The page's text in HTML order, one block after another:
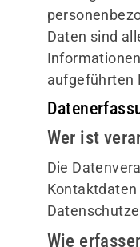
Daten sind
aufgeführten
Wer ist
Die
Wie